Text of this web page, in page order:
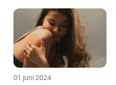
01 juni 2024